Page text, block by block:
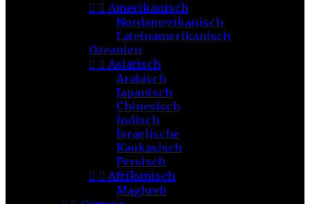
  Amerikanisch
Nordamerikanisch
Lateinamerikanisch
Ozeanien
  Asiatisch
Arabisch
Japanisch
Chinesisch
Indisch
Israelische
Kaukasisch
Persisch
  Afrikanisch
Maghreb